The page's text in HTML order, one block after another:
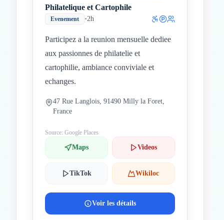
Philatelique et Cartophile
Evenement •2h
Participez a la reunion mensuelle dediee
aux passionnes de philatelie et
cartophilie, ambiance conviviale et
echanges.
47 Rue Langlois, 91490 Milly la Foret,
France
Source: Google Places
Maps Videos
TikTok Wikiloc
Voir les détails